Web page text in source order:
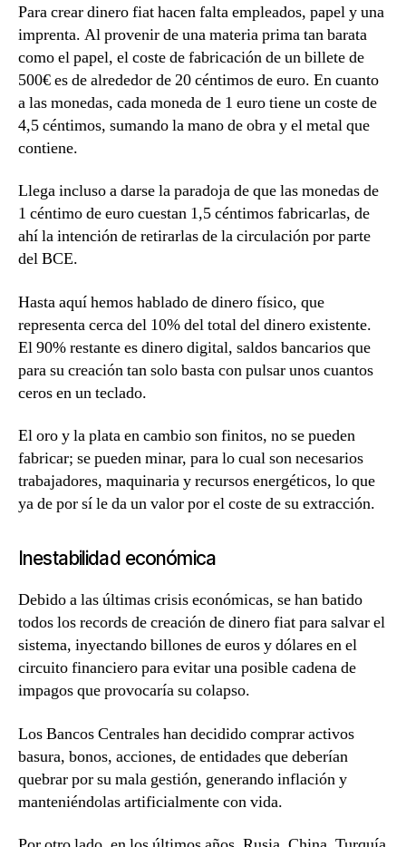
Para crear dinero fiat hacen falta empleados, papel y una
imprenta. Al provenir de una materia prima tan barata
como el papel, el coste de fabricación de un billete de
500€ es de alrededor de 20 céntimos de euro. En cuanto
a las monedas, cada moneda de 1 euro tiene un coste de
4,5 céntimos, sumando la mano de obra y el metal que
contiene.
Llega incluso a darse laparadojade que las monedas de
1 céntimo de euro cuestan 1,5 céntimos fabricarlas, de
ahí la intención de retirarlas de la circulación por parte
del BCE.
Hasta aquí hemos hablado de dinero físico, que
representa cerca del 10% del total del dinero existente.
El 90% restante es dinero digital, saldos bancarios que
para su creación tan solo basta con pulsar unos cuantos
ceros en un teclado.
El oro y la plata en cambioson finitos, no se pueden
fabricar; se pueden minar, para lo cual son necesarios
trabajadores, maquinaria y recursos energéticos, lo que
ya de por sí le da un valor por el coste de su extracción.
Inestabilidad económica
Debido a las últimas crisis económicas, se han batido
todos los records de creación de dinero fiatpara salvar el
sistema, inyectando billones de euros y dólares en el
circuito financiero para evitar una posible cadena de
impagos que provocaría su colapso.
Los Bancos Centrales han decidido comprar activos
basura, bonos, acciones, de entidades que deberían
quebrar por su mala gestión, generando inflación y
manteniéndolas artificialmente con vida.